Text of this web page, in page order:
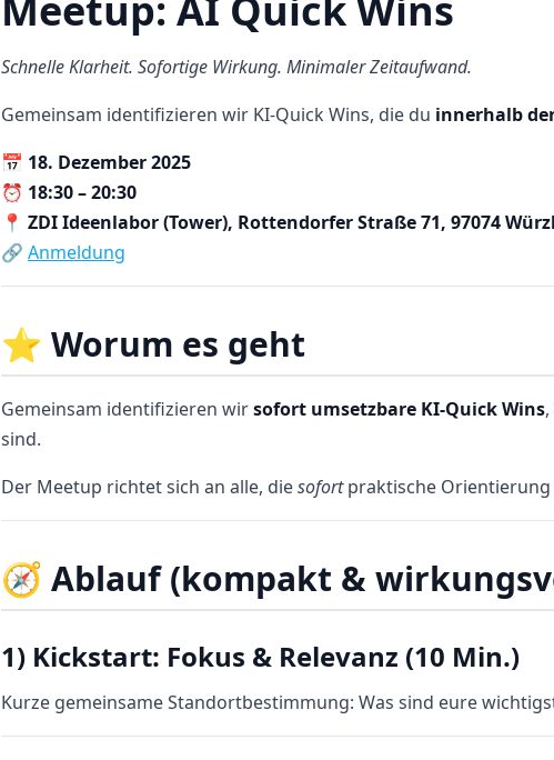
Schnelle Klarheit. Sofortige Wirkung. Minimaler Zeitaufwand.
Gemeinsam identifizieren wir KI‑Quick Wins, die du innerhalb
📅 18. Dezember 2025
⏰ 18:30 – 20:30
📍 ZDI Ideenlabor (Tower), Rottendorfer Straße 71, 97074
🔗 Anmeldung
⭐ Worum es geht
Gemeinsam identifizieren wirsofort umsetzbare KI‑Quick Wins
sind.
Der Meetup richtet sich an alle, diesofortpraktische Orientierung
🧭 Ablauf (kompakt &
1) Kickstart: Fokus & Relevanz (10 Min.)
Kurze gemeinsame Standortbestimmung: Was sind eure